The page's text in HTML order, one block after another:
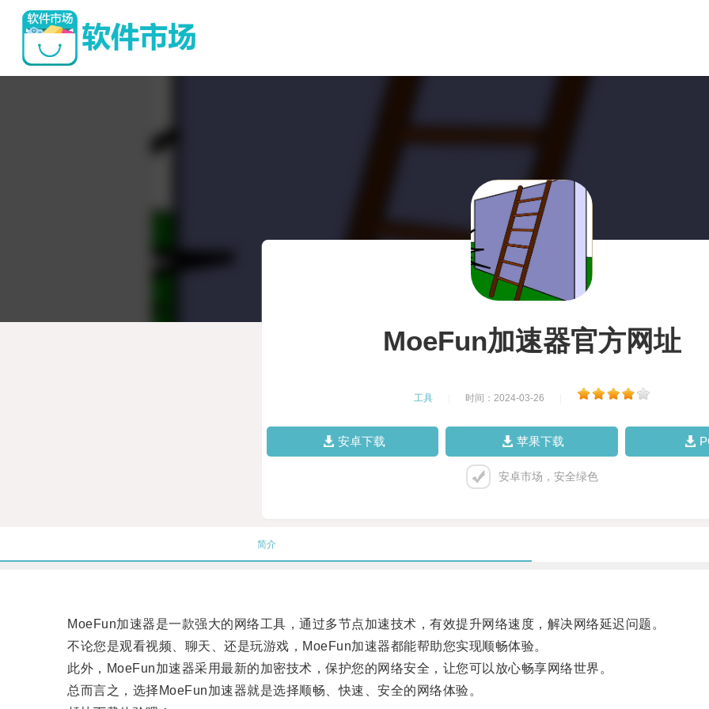
MoeFun加速器官方网址
工具 时间：2024-03-26
安卓下载 苹果下载
安卓市场，安全绿色
简介
MoeFun加速器是一款强大的网络工具，通过多节点加速技术，有效提升网络速度，解决网络延迟问题。
不论您是观看视频、聊天、还是玩游戏，MoeFun加速器都能帮助您实现顺畅体验。
此外，MoeFun加速器采用最新的加密技术，保护您的网络安全，让您可以放心畅享网络世界。
总而言之，选择MoeFun加速器就是选择顺畅、快速、安全的网络体验。